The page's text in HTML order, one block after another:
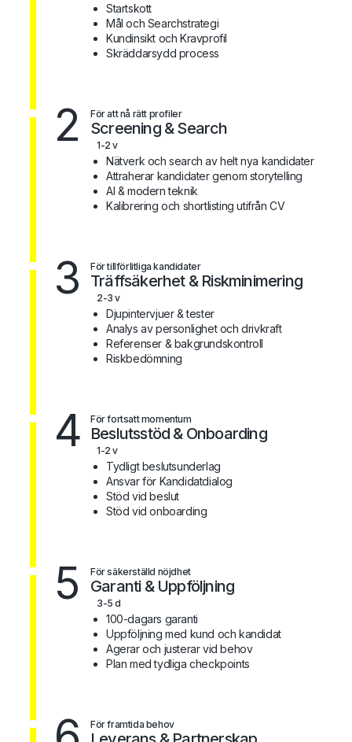
Startskott
Mål och Searchstrategi
Kundinsikt och Kravprofil
Skräddarsydd process
2 För att nå rätt profiler
Screening & Search
1-2 v
Nätverk och search av helt nya kandidater
Attraherar kandidater genom storytelling
AI & modern teknik
Kalibrering och shortlisting utifrån CV
3 För tillförlitliga kandidater
Träffsäkerhet & Riskminimering
2-3 v
Djupintervjuer & tester
Analys av personlighet och drivkraft
Referenser & bakgrundskontroll
Riskbedömning
4 För fortsatt momentum
Beslutsstöd & Onboarding
1-2 v
Tydligt beslutsunderlag
Ansvar för Kandidatdialog
Stöd vid beslut
Stöd vid onboarding
5 För säkerställd nöjdhet
Garanti & Uppföljning
3-5 d
100-dagars garanti
Uppföljning med kund och kandidat
Agerar och justerar vid behov
Plan med tydliga checkpoints
För framtida behov